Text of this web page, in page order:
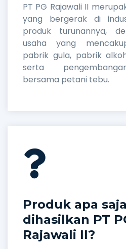
PT PG Rajawali II
yang bergerak di
produk turunannya,
usaha yang
pabrik gula, pabrik
serta
bersama petani tebu.
Produk apa
dihasilkan PT
Rajawali II?